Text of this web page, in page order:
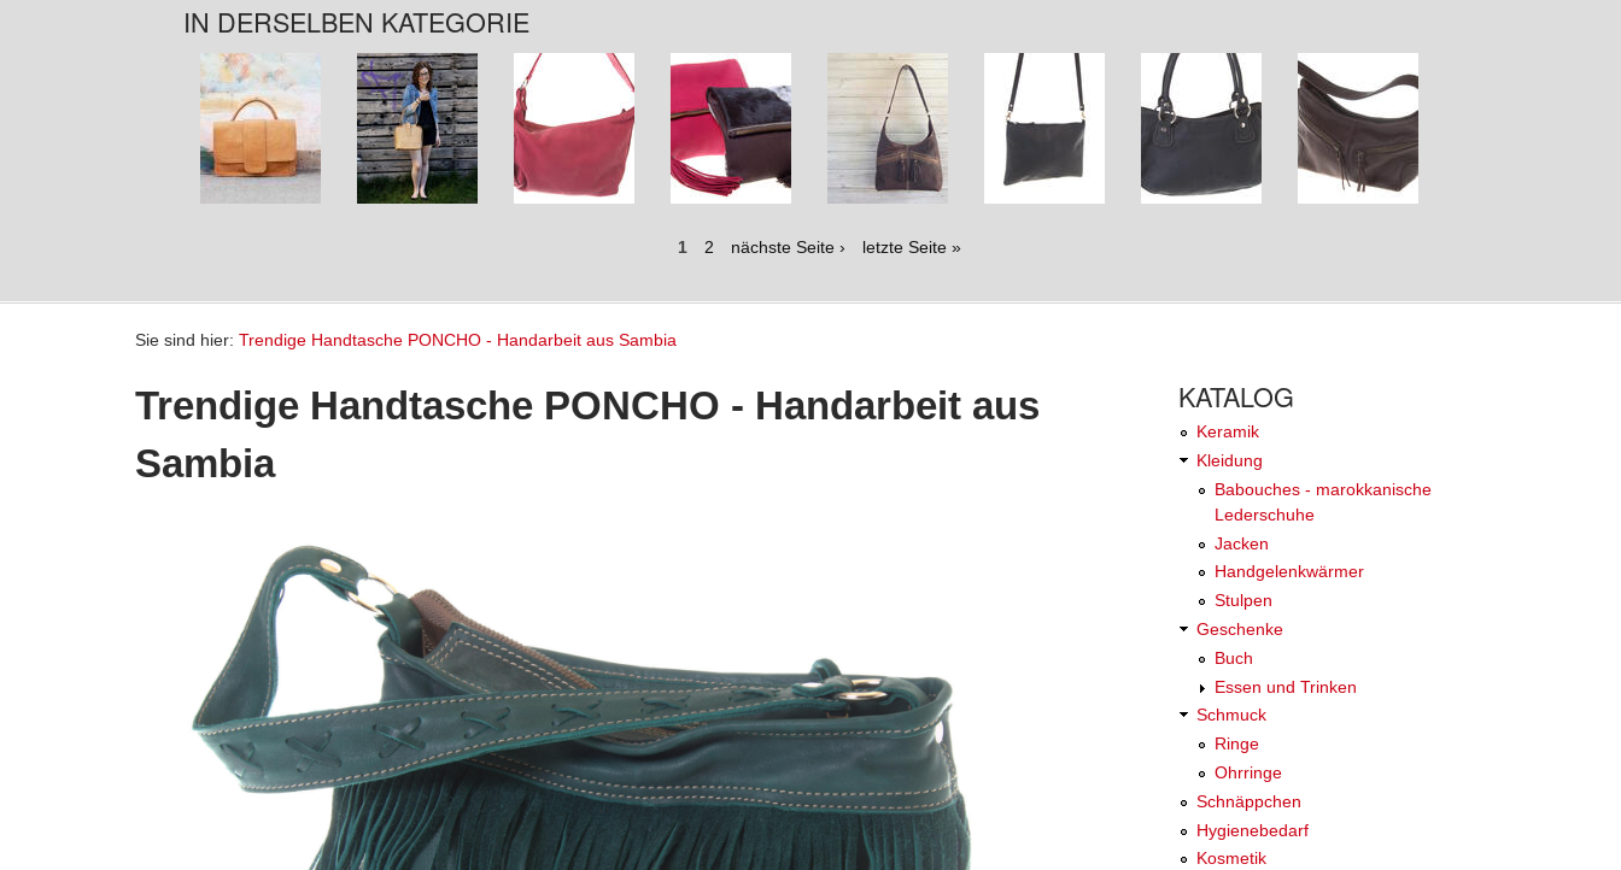
IN DERSELBEN KATEGORIE
1 2 nächste Seite › letzte Seite »
Sie sind hier: Trendige Handtasche PONCHO - Handarbeit aus Sambia
Trendige Handtasche PONCHO - Handarbeit aus
Sambia
KATALOG
Keramik
Kleidung
Babouches - marokkanische
Lederschuhe
Jacken
Handgelenkwärmer
Stulpen
Geschenke
Buch
Essen und Trinken
Schmuck
Ringe
Ohrringe
Schnäppchen
Hygienebedarf
Kosmetik